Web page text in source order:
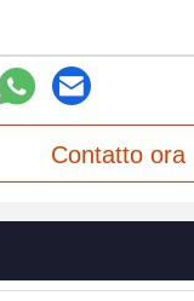
Contatto ora